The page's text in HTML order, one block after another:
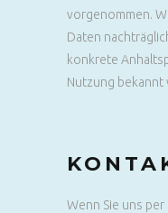
vorgenommen.
Daten
konkrete
Nutzung bekannt
Wenn Sie uns